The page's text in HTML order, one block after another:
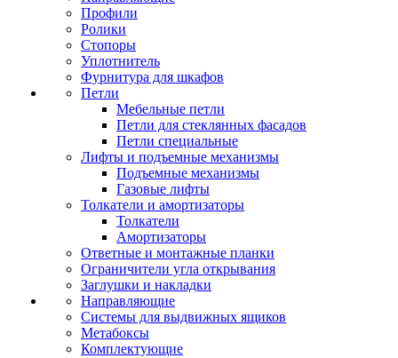
Профили
Ролики
Стопоры
Уплотнитель
Фурнитура для шкафов
Петли
Мебельные петли
Петли для стеклянных фасадов
Петли специальные
Лифты и подъемные механизмы
Подъемные механизмы
Газовые лифты
Толкатели и амортизаторы
Толкатели
Амортизаторы
Ответные и монтажные планки
Ограничители угла открывания
Заглушки и накладки
Направляющие
Системы для выдвижных ящиков
Метабоксы
Комплектующие